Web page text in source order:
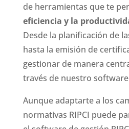
de herramientas que te
eficiencia y la
Desde la planificación de
hasta la emisión de
gestionar de manera
través de nuestro software
Aunque adaptarte a los
normativas RIPCI puede